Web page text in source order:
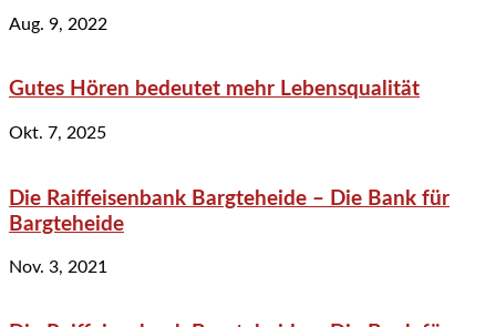
Aug. 9, 2022
Gutes Hören bedeutet mehr Lebensqualität
Okt. 7, 2025
Die Raiffeisenbank Bargteheide – Die Bank für
Bargteheide
Nov. 3, 2021